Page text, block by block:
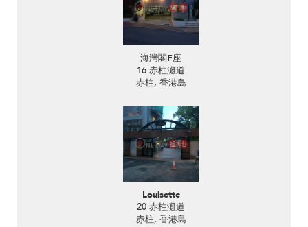
海灣閣F座
16 赤柱灘道
赤柱, 香港島
Louisette
20 赤柱灘道
赤柱, 香港島